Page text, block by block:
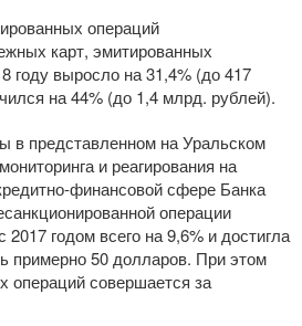
операций
карт, эмитированных
году выросло на 31,4% (до 417
на 44% (до 1,4 млрд. рублей).
в представленном на Уральском
и реагирования на
финансовойсфере Банка
операции
годом всего на 9,6% и достигла
примерно 50 долларов. При этом
операций совершается за